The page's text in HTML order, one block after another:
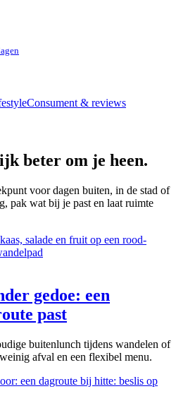
Consument & reviews
beter om je heen.
voor dagen buiten, in de stad of
pak wat bij je past en laat ruimte
gedoe: een
past
buitenlunch tijdens wandelen of
afval en een flexibel menu.